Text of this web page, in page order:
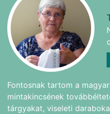
Fontosnak tartom a
mintakincsének
tárgyakat, viseleti